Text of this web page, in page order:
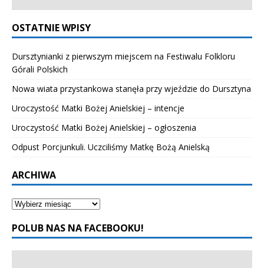
OSTATNIE WPISY
Dursztynianki z pierwszym miejscem na Festiwalu Folkloru
Górali Polskich
Nowa wiata przystankowa stanęła przy wjeździe do Dursztyna
Uroczystość Matki Bożej Anielskiej – intencje
Uroczystość Matki Bożej Anielskiej – ogłoszenia
Odpust Porcjunkuli. Uczciliśmy Matkę Bożą Anielską
ARCHIWA
POLUB NAS NA FACEBOOKU!